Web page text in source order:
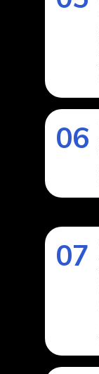
06
07